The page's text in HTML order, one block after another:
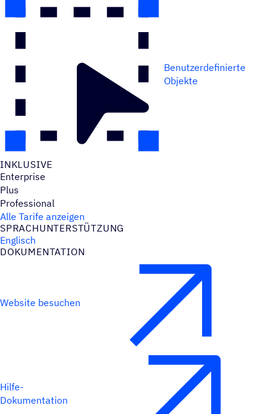
Benutzerdefinierte
Objekte
INKLU­SIVE
Enterprise
Plus
Professional
Alle Tarife anzeigen
SPRACH­UN­TER­STÜT­ZUNG
Englisch
DOKU­MEN­TA­TION
Website besuchen
Hilfe-
Dokumentation